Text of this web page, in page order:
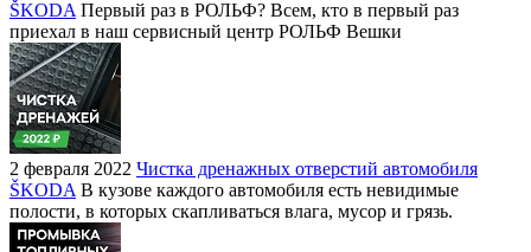
ŠKODA Первый раз в РОЛЬФ? Всем, кто в первый раз
приехал в наш сервисный центр РОЛЬФ Вешки
2 февраля 2022 Чистка дренажных отверстий автомобиля
ŠKODA В кузове каждого автомобиля есть невидимые
полости, в которых скапливаться влага, мусор и грязь.